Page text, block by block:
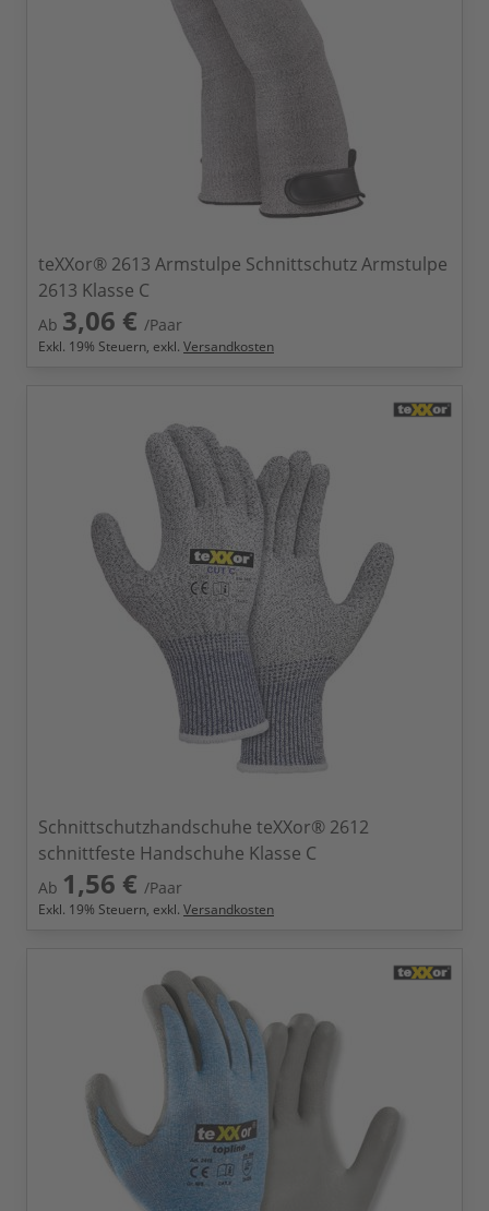
teXXor® 2613 Armstulpe Schnittschutz Armstulpe
2613 Klasse C
Ab 3,06 € /Paar
Exkl. 19% Steuern, exkl. Versandkosten
Schnittschutzhandschuhe teXXor® 2612
schnittfeste Handschuhe Klasse C
Ab 1,56 € /Paar
Exkl. 19% Steuern, exkl. Versandkosten